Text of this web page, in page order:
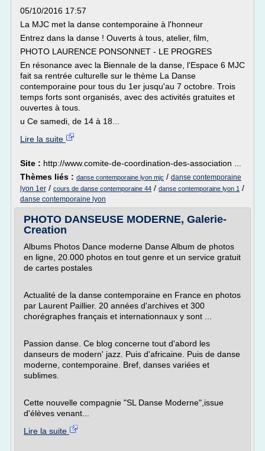
05/10/2016 17:57
La MJC met la danse contemporaine à l'honneur
Entrez dans la danse ! Ouverts à tous, atelier, film,
PHOTO LAURENCE PONSONNET - LE PROGRES
En résonance avec la Biennale de la danse, l'Espace 6 MJC
fait sa rentrée culturelle sur le thème La Danse
contemporaine pour tous du 1er jusqu'au 7 octobre. Trois
temps forts sont organisés, avec des activités gratuites et
ouvertes à tous.
u Ce samedi, de 14 à 18...
Lire la suite
Site : http://www.comite-de-coordination-des-association ...
Thèmes liés : danse contemporaine lyon mjc / danse contemporaine
lyon 1er / cours de danse contemporaine 44 / danse contemporaine lyon 1 /
danse contemporaine lyon
PHOTO DANSEUSE MODERNE, Galerie-
Creation
Albums Photos Dance moderne Danse Album de photos
en ligne, 20.000 photos en tout genre et un service gratuit
de cartes postales
Actualité de la danse contemporaine en France en photos
par Laurent Paillier. 20 années d'archives et 300
chorégraphes français et internationnaux y sont ...
Passion danse. Ce blog concerne tout d'abord les
danseurs de modern' jazz. Puis d'africaine. Puis de danse
moderne, contemporaine. Bref, danses variées et
sublimes.
Cette nouvelle compagnie "SL Danse Moderne",issue
d'élèves venant...
Lire la suite